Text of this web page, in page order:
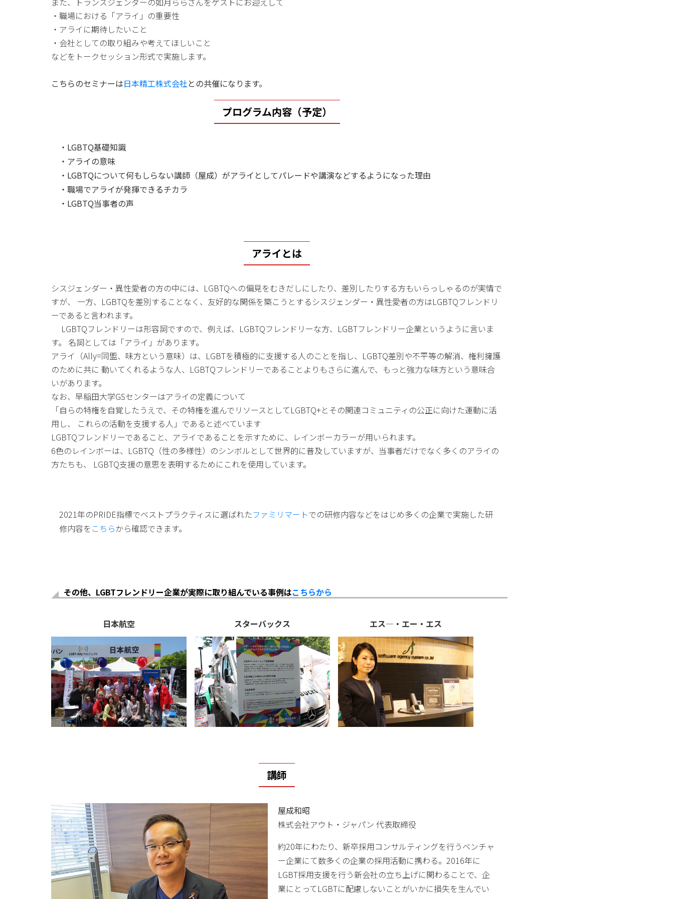
・職場における「アライ」の重要性
・アライに期待したいこと
・会社としての取り組みや考えてほしいこと
などをトークセッション形式で実施します。
こちらのセミナーは日本精工株式会社との共催になります。
プログラム内容（予定）
・LGBTQ基礎知識
・アライの意味
・LGBTQについて何もしらない講師（屋成）がアライとしてパレードや講演などするようになった理由
・職場でアライが発揮できるチカラ
・LGBTQ当事者の声
アライとは
シスジェンダー・異性愛者の方の中には、LGBTQへの偏見をむきだしにしたり、差別したりする方もいらっしゃるのが実情で
すが、 一方、LGBTQを差別することなく、友好的な関係を築こうとするシスジェンダー・異性愛者の方はLGBTQフレンドリ
ーであると言われます。
LGBTQフレンドリーは形容詞ですので、例えば、LGBTQフレンドリーな方、LGBTフレンドリー企業というように言いま
す。 名詞としては「アライ」があります。
アライ（Ally=同盟、味方という意味）は、LGBTを積極的に支援する人のことを指し、LGBTQ差別や不平等の解消、権利擁護
のために共に 動いてくれるような人、LGBTQフレンドリーであることよりもさらに進んで、もっと強力な味方という意味合
いがあります。
なお、早稲田大学GSセンターはアライの定義について
「自らの特権を自覚したうえで、その特権を進んでリソースとしてLGBTQ+とその関連コミュニティの公正に向けた運動に活
用し、 これらの活動を支援する人」であると述べています
LGBTQフレンドリーであること、アライであることを示すために、レインボーカラーが用いられます。
6色のレインボーは、LGBTQ（性の多様性）のシンボルとして世界的に普及していますが、当事者だけでなく多くのアライの
方たちも、 LGBTQ支援の意思を表明するためにこれを使用しています。
2021年のPRIDE指標でベストプラクティスに選ばれたファミリマートでの研修内容などをはじめ多くの企業で実施した研
修内容を こちらから確認できます。
その他、LGBTフレンドリー企業が実際に取り組んでいる事例はこちらから
日本航空 スターバックス エス―・エー・エス
講師
屋成和昭
株式会社アウト・ジャパン 代表取締役
約20年にわたり、新卒採用コンサルティングを行うベンチャ
ー企業にて数多くの企業の採用活動に携わる。2016年に
LGBT採用支援を行う新会社の立ち上げに関わることで、企
業にとってLGBTに配慮しないことがいかに損失を生んでい